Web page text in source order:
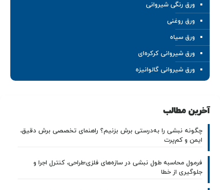
ورق رنگی شیروانی
ورق روغنی
ورق سیاه
ورق شیروانی کرکره‌ای
ورق شیروانی گالوانیزه
آخرین مطالب
چگونه نبشی را به‌درستی برش بزنیم؟ راهنمای تخصصی برش دقیق،
ایمن و کم‌پرت
فرمول محاسبه طول نبشی در سازه‌های فلزی؛طراحی، کنترل اجرا و
جلوگیری از خطا